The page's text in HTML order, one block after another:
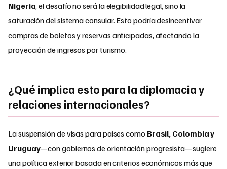
Nigeria, el desafío no será la elegibilidad legal, sino la
saturación del sistema consular. Esto podría desincentivar
compras de boletos y reservas anticipadas, afectando la
proyección de ingresos por turismo.
¿Qué implica esto para la diplomacia y
relaciones internacionales?
La suspensión de visas para países como Brasil, Colombia y
Uruguay—con gobiernos de orientación progresista—sugiere
una política exterior basada en criterios económicos más que